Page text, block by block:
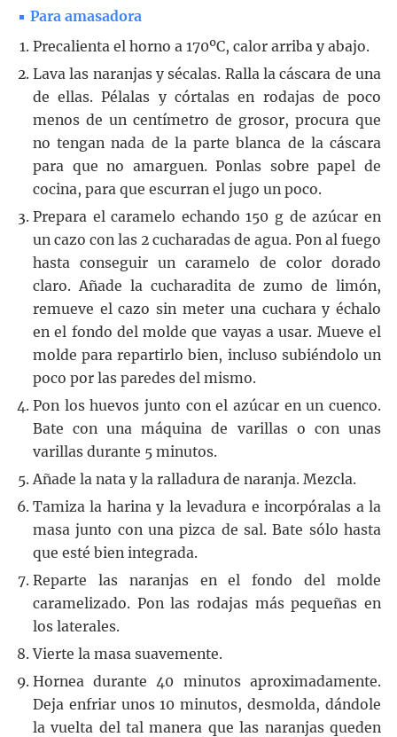
Para amasadora
Precalienta el horno a 170ºC, calor arriba y abajo.
Lava las naranjas y sécalas. Ralla la cáscara de una
de ellas. Pélalas y córtalas en rodajas de poco
menos de un centímetro de grosor, procura que
no tengan nada de la parte blanca de la cáscara
para que no amarguen. Ponlas sobre papel de
cocina, para que escurran el jugo un poco.
Prepara el caramelo echando 150 g de azúcar en
un cazo con las 2 cucharadas de agua. Pon al fuego
hasta conseguir un caramelo de color dorado
claro. Añade la cucharadita de zumo de limón,
remueve el cazo sin meter una cuchara y échalo
en el fondo del molde que vayas a usar. Mueve el
molde para repartirlo bien, incluso subiéndolo un
poco por las paredes del mismo.
Pon los huevos junto con el azúcar en un cuenco.
Bate con una máquina de varillas o con unas
varillas durante 5 minutos.
Añade la nata y la ralladura de naranja. Mezcla.
Tamiza la harina y la levadura e incorpóralas a la
masa junto con una pizca de sal. Bate sólo hasta
que esté bien integrada.
Reparte las naranjas en el fondo del molde
caramelizado. Pon las rodajas más pequeñas en
los laterales.
Vierte la masa suavemente.
Hornea durante 40 minutos aproximadamente.
Deja enfriar unos 10 minutos, desmolda, dándole
la vuelta del tal manera que las naranjas queden